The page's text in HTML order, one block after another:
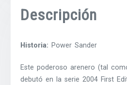
Descripción
Historia: Power Sander
Este poderoso arenero (tal
debutó en la serie 2004 First